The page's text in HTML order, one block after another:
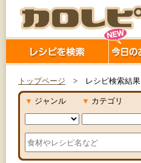
トップページ > レシピ検索結果
▼ ジャンル ▼ カテゴリ